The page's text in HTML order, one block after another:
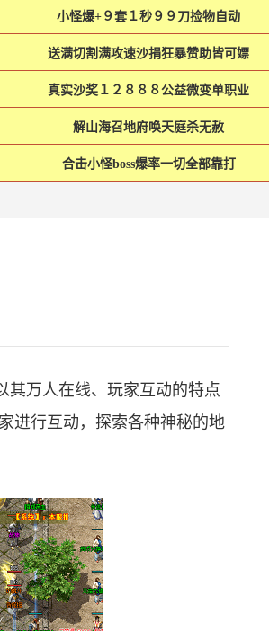
小怪爆+９套１秒９９刀捡物自动
送满切割满攻速沙捐狂暴赞助皆可嫖
真实沙奖１２８８８公益微变单职业
解山海召地府唤天庭杀无赦
合击小怪boss爆率一切全部靠打
其万人在线、玩家互动的特点
进行互动，探索各种神秘的地